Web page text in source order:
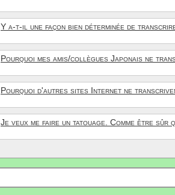
Y a-t-il une façon bien déterminée de
Pourquoi mes amis/collègues Japonais ne
Pourquoi d'autres sites Internet ne
Je veux me faire un tatouage. Comme être